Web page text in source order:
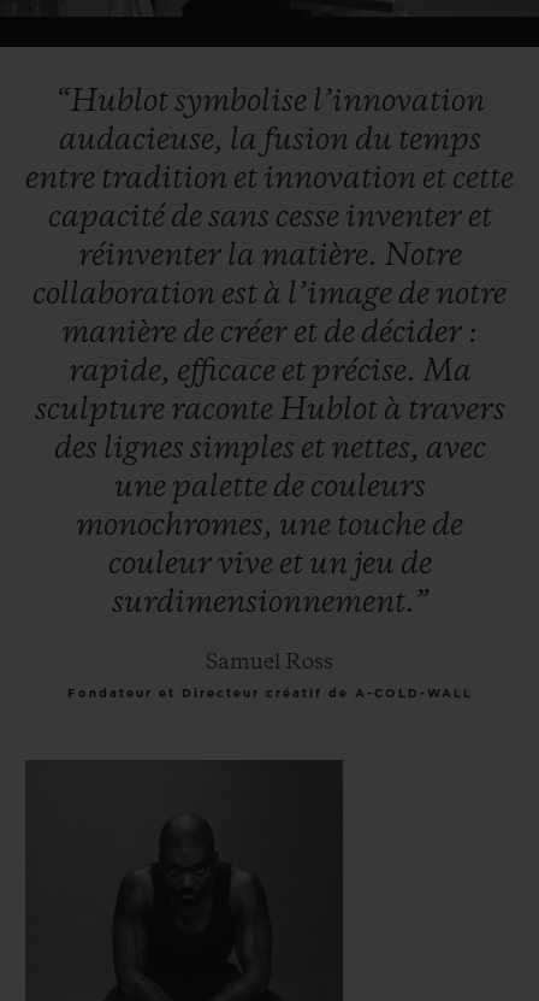
la marque et de nos ambassadeurs, Samuel
nous permet de définir Hublot sous un
angle différent.
L’esprit demeure, l’expression change.
Video
“Hublotsymbolise l’innovation
audacieuse, la fusion du temps
entre tradition et innovation et cette
capacité de sans cesse inventer et
réinventer la matière. Notre
collaboration est à l’image de notre
manière de créer et de décider :
rapide, efficace et précise. Ma
sculpture raconte Hublot à travers
des lignes simples et nettes, avec
une palette de couleurs
monochromes, une touche de
couleurvive et un jeu de
surdimensionnement.”
Samuel Ross
Fondateur et Directeur créatif de A-COLD-WALL